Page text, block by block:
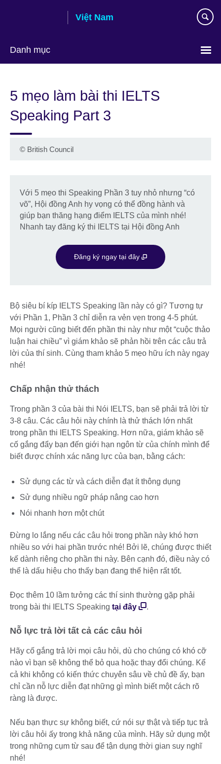
Việt Nam
Danh mục
language
5 mẹo làm bài thi IELTS
Speaking Part 3
© British Council
Với 5 mẹo thi Speaking Phần 3 tuy nhỏ nhưng “có
võ”, Hội đồng Anh hy vọng có thể đồng hành và
giúp bạn thăng hạng điểm IELTS của mình nhé!
Nhanh tay đăng ký thi IELTS tại Hội đồng Anh
Đăng ký ngay tại đây
Bộ siêu bí kíp IELTS Speaking lần này có gì? Tương tự
với Phần 1, Phần 3 chỉ diễn ra vẻn vẹn trong 4-5 phút.
Mọi người cũng biết đến phần thi này như một “cuộc thảo
luận hai chiều” vì giám khảo sẽ phản hồi trên các câu trả
lời của thí sinh. Cùng tham khảo 5 mẹo hữu ích này ngay
nhé!
Chấp nhận thử thách
Trong phần 3 của bài thi Nói IELTS, bạn sẽ phải trả lời từ
3-8 câu. Các câu hỏi này chính là thử thách lớn nhất
trong phần thi IELTS Speaking. Hơn nữa, giám khảo sẽ
cố gắng đẩy bạn đến giới hạn ngôn từ của chính mình để
biết được chính xác năng lực của bạn, bằng cách:
Sử dụng các từ và cách diễn đạt ít thông dụng
Sử dụng nhiều ngữ pháp nâng cao hơn
Nói nhanh hơn một chút
Đừng lo lắng nếu các câu hỏi trong phần này khó hơn
nhiều so với hai phần trước nhé! Bởi lẽ, chúng được thiết
kế dành riêng cho phần thi này. Bên cạnh đó, điều này có
thể là dấu hiệu cho thấy bạn đang thể hiện rất tốt.
Đọc thêm 10 lầm tưởng các thí sinh thường gặp phải
trong bài thi IELTS Speaking tại đây .
Nỗ lực trả lời tất cả các câu hỏi
Hãy cố gắng trả lời mọi câu hỏi, dù cho chúng có khó cỡ
nào vì bạn sẽ không thể bỏ qua hoặc thay đổi chúng. Kể
cả khi không có kiến thức chuyên sâu về chủ đề ấy, bạn
chỉ cần nỗ lực diễn đạt những gì mình biết một cách rõ
ràng là được.
Nếu bạn thực sự không biết, cứ nói sự thật và tiếp tục trả
lời câu hỏi ấy trong khả năng của mình. Hãy sử dụng một
trong những cụm từ sau để tận dụng thời gian suy nghĩ
nhé!